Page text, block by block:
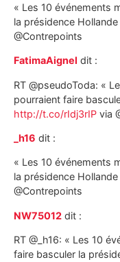
« Les 10 événements
la présidence Hollande
@Contrepoints
FatimaAignel dit :
RT @pseudoToda: «
pourraient faire
http://t.co/rIdj3rIP via
_h16 dit :
« Les 10 événements
la présidence Hollande
@Contrepoints
NW75012 dit :
RT @_h16: « Les 10
faire basculer la